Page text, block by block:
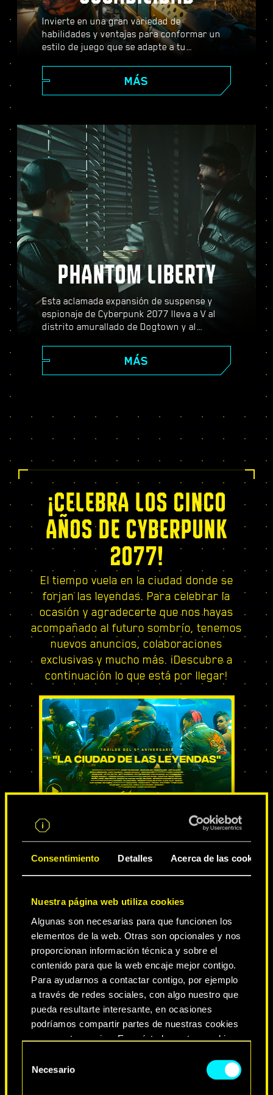
Consentimiento Detalles Acerca de las cookies
Nuestra página web utiliza cookies
Algunas son necesarias para que funcionen los
elementos de la web. Otras son opcionales y nos
proporcionan información técnica y sobre el
contenido para que la web encaje mejor contigo.
Para ayudarnos a contactar contigo, por ejemplo
a través de redes sociales, con algo nuestro que
pueda resultarte interesante, en ocasiones
podríamos compartir partes de nuestras cookies
con nuestro socios. Eso sí, todas estas cookies
Encontrarás todos los detalles sobre nuestro uso
Necesario
Invierte en una gran variedad de
habilidades y ventajas para conformar un
estilo de juego que se adapte a tu
hackeo e implantes corporales que se
pueden subir de nivel para convertirte en el
mejor mercenario de la ciudad. Entabla
enemigos desde lejos o infíltrate con sigilo
en lugares fuertemente vigilados.
MÁS
PHANTOM LIBERTY
Esta aclamada expansión de suspense y
espionaje de Cyberpunk 2077 lleva a V al
distrito amurallado de Dogtown y al
en agente secreto y vive una apasionante
historia repleta de giros dramáticos y
decisiones que cambiarán tu destino;
dinámicas misiones de mundo abierto,
más!
MÁS
¡CELEBRA LOS CINCO
AÑOS DE CYBERPUNK
2077!
El tiempo vuela en la ciudad donde se
forjan las leyendas. Para celebrar la
ocasión y agradecerte que nos hayas
acompañado al futuro sombrío, tenemos
nuevos anuncios, colaboraciones
exclusivas y mucho más. ¡Descubre a
continuación lo que está por llegar!
NEVER FADE AWAY